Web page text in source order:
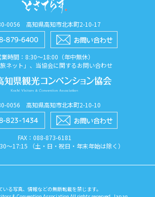
0056 高知県高知市北本町2-10-17
業時間：8:30〜18:00（年中無休）
旅ネット」、当協会に関するお問い合わせ
0056 高知県高知市北本町2-10-10
FAX：088​-873​-6181
〜17:15 （土・日・祝日・年末年始は除く）
る写真、情報などの無断転載を禁じます。